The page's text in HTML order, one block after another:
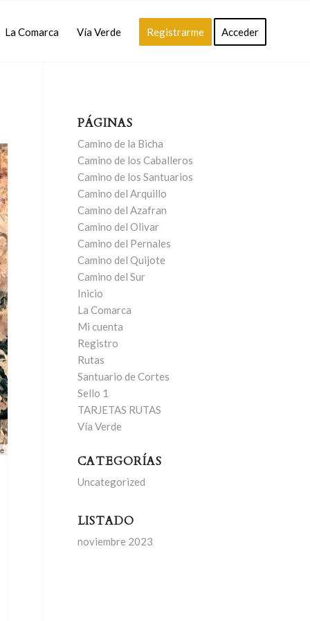
La Comarca Vía Verde Registrarme Acceder
PÁGINAS
Camino de la Bicha
Camino de los Caballeros
Camino de los Santuarios
Camino del Arquillo
Camino del Azafran
Camino del Olivar
Camino del Pernales
Camino del Quijote
Camino del Sur
Inicio
La Comarca
Mi cuenta
Registro
Rutas
Santuario de Cortes
Sello 1
TARJETAS RUTAS
Vía Verde
CATEGORÍAS
Uncategorized
LISTADO
noviembre 2023